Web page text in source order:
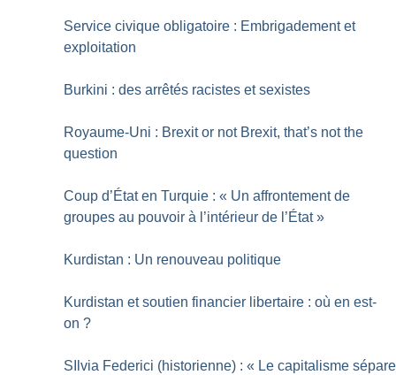
Service civique obligatoire : Embrigadement et
exploitation
Burkini : des arrêtés racistes et sexistes
Royaume-Uni : Brexit or not Brexit, that’s not the
question
Coup d’État en Turquie : « Un affrontement de
groupes au pouvoir à l’intérieur de l’État »
Kurdistan : Un renouveau politique
Kurdistan et soutien financier libertaire : où en est-
on ?
SIlvia Federici (historienne) : « Le capitalisme sépare